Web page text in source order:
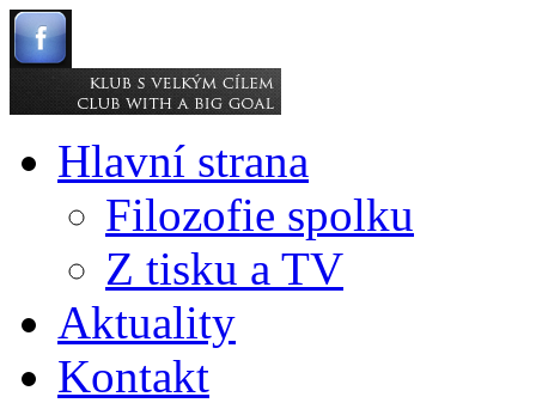
Hlavní strana
Filozofie spolku
Z tisku a TV
Aktuality
Kontakt